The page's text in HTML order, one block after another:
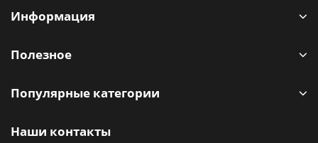
Информация
Полезное
Популярные категории
Наши контакты